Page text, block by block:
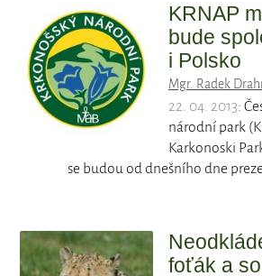
KRNAP
bude
i Polsko
Mgr. Radek
22. 04. 2013:
národní park
Karkonoski
se budou od dnešního dne
foťák a